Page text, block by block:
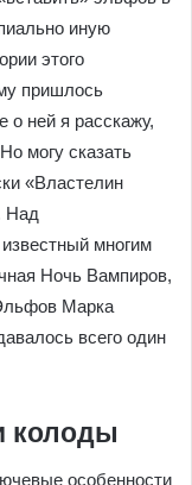
феями и
или
а создать
основана на
кстати, ему
о ней
колоды. Но
практически
обработке». Над
многим
Ночь
Таро Эльфов